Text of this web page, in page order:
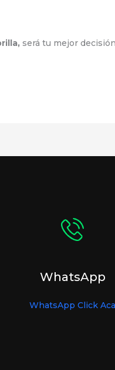
,será tu mejor
WhatsApp
WhatsApp Click Aca